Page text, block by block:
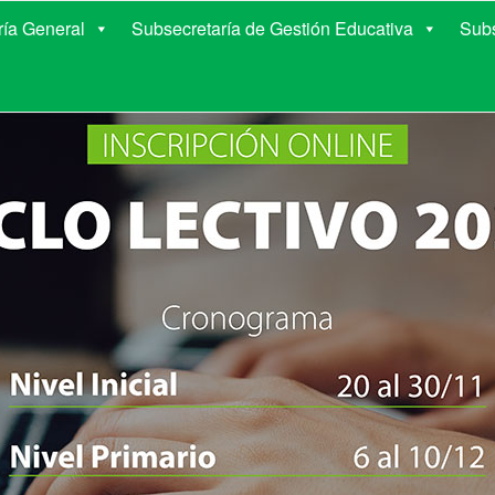
EDUCACIÓN DE
General Subsecretaría de Gestión Educativa